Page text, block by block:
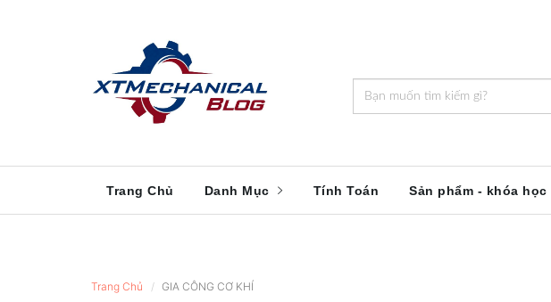
Trang Chủ Danh Mục Tính Toán Sản phẩm - khóa học
Trang Chủ GIA CÔNG CƠ KHÍ